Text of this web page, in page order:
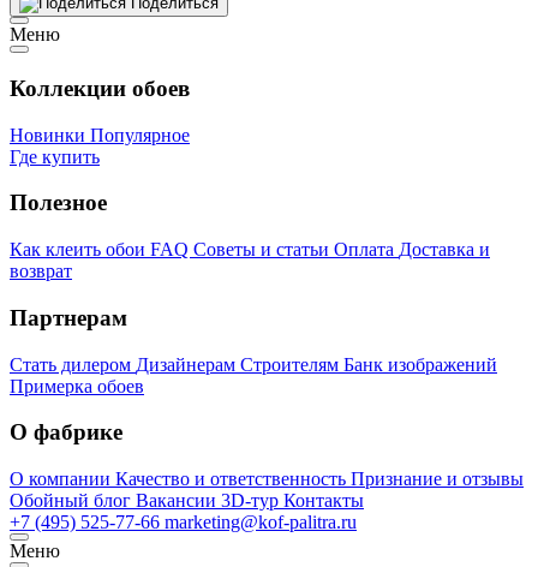
Меню
Коллекции обоев
Новинки Популярное
Где купить
Полезное
Как клеить обои FAQ Советы и статьи Оплата Доставка и
возврат
Партнерам
Стать дилером Дизайнерам Строителям Банк изображений
Примерка обоев
О фабрике
О компании Качество и ответственность Признание и отзывы
Обойный блог Вакансии 3D-тур Контакты
+7 (495) 525-77-66 marketing@kof-palitra.ru
Меню